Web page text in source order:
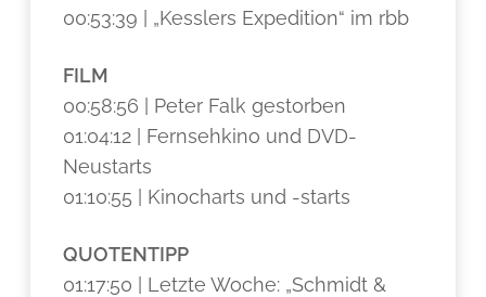
00:53:39 | „Kesslers Expedition“ im rbb
FILM
00:58:56 | Peter Falk gestorben
01:04:12 | Fernsehkino und DVD-
Neustarts
01:10:55 | Kinocharts und -starts
QUOTENTIPP
01:17:50 | Letzte Woche: „Schmidt &